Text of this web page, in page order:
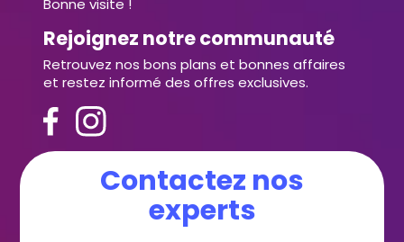
Bonne visite !
Rejoignez notre communauté
Retrouvez nos bons plans et bonnes affaires
et restez informé des offres exclusives.
Contactez nos
experts